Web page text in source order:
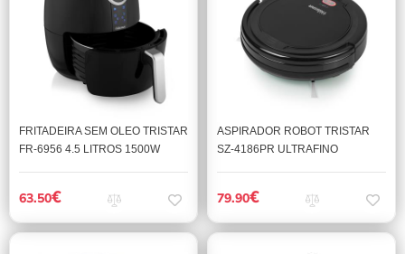
FRITADEIRA SEM OLEO TRISTAR
FR-6956 4.5 LITROS 1500W
63.50€
ASPIRADOR ROBOT TRISTAR
SZ-4186PR ULTRAFINO
79.90€